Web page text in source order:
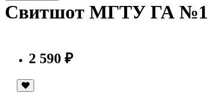
Свитшот МГТУ ГА №1
2 590 ₽